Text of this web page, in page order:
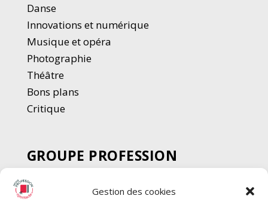
Gestion des cookies
Danse
Innovations et numérique
Musique et opéra
Photographie
Théâtre
Bons plans
Critique
GROUPE PROFESSION
SPECTACLE
Chèque Intermittents